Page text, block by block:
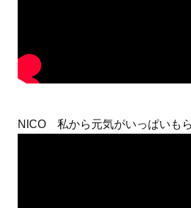
NICO 私から元気がいっぱいもら